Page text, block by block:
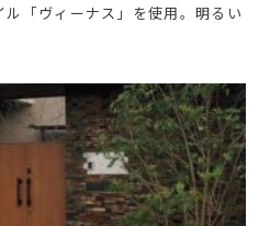
「ヴィーナス」を使用。明るい